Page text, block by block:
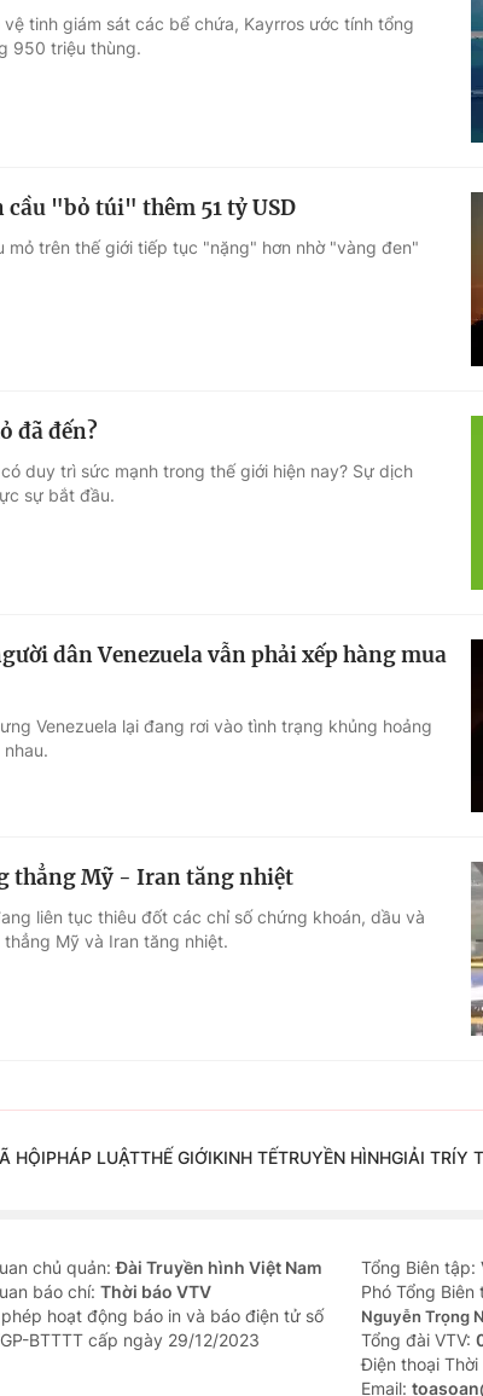
tinh giám sát các bể chứa, Kayrros ước tính tổng
950 triệu thùng.
"bỏ túi" thêm 51 tỷ USD
trên thế giới tiếp tục "nặng" hơn nhờ "vàng đen"
đã đến?
duy trì sức mạnh trong thế giới hiện nay? Sự dịch
sự bắt đầu.
dân Venezuela vẫn phải xếp hàng mua
Venezuela lại đang rơi vào tình trạng khủng hoảng
thẳng Mỹ - Iran tăng nhiệt
liên tục thiêu đốt các chỉ số chứng khoán, dầu và
Mỹ và Iran tăng nhiệt.
HỘIPHÁP LUẬTTHẾ GIỚIKINH TẾTRUYỀN HÌNHGIẢI TRÍY
chủ quản:Đài Truyền hình Việt Nam
báo chí: Thời báo VTV
hoạt động báo in và báo điện tử số
BTTTT cấp ngày 29/12/2023
Tổng Biên tập:
Phó Tổng Biên
Nguyễn Trọng
Tổng đài VTV:
Ðiện thoại Thời
Email: